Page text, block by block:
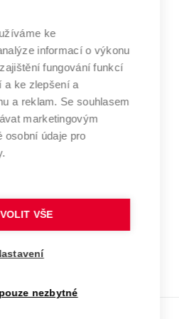
učení
technické
V BRNĚ
ke
informací o výkonu
fungování funkcí
a ke zlepšení a
a reklam. Se souhlasem
marketingovým
osobní údaje pro
VŠE
nezbytné